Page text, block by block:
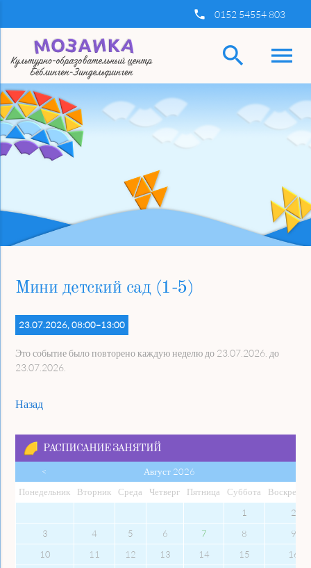
insert_phone 0152 54554 803
menu
search
Ключевые слова Найти
Мини детский сад (1-5)
23.07.2026, 08:00–13:00
Это событие было повторено каждую неделю до 23.07.2026. до
23.07.2026.
Назад
РАСПИСАНИЕ ЗАНЯТИЙ
<
Август 2026
Понедельник Вторник Среда Четверг Пятница Суббота Вос
1
2
3
4 5 6 7 8
9
10
11 12 13 14 15
16